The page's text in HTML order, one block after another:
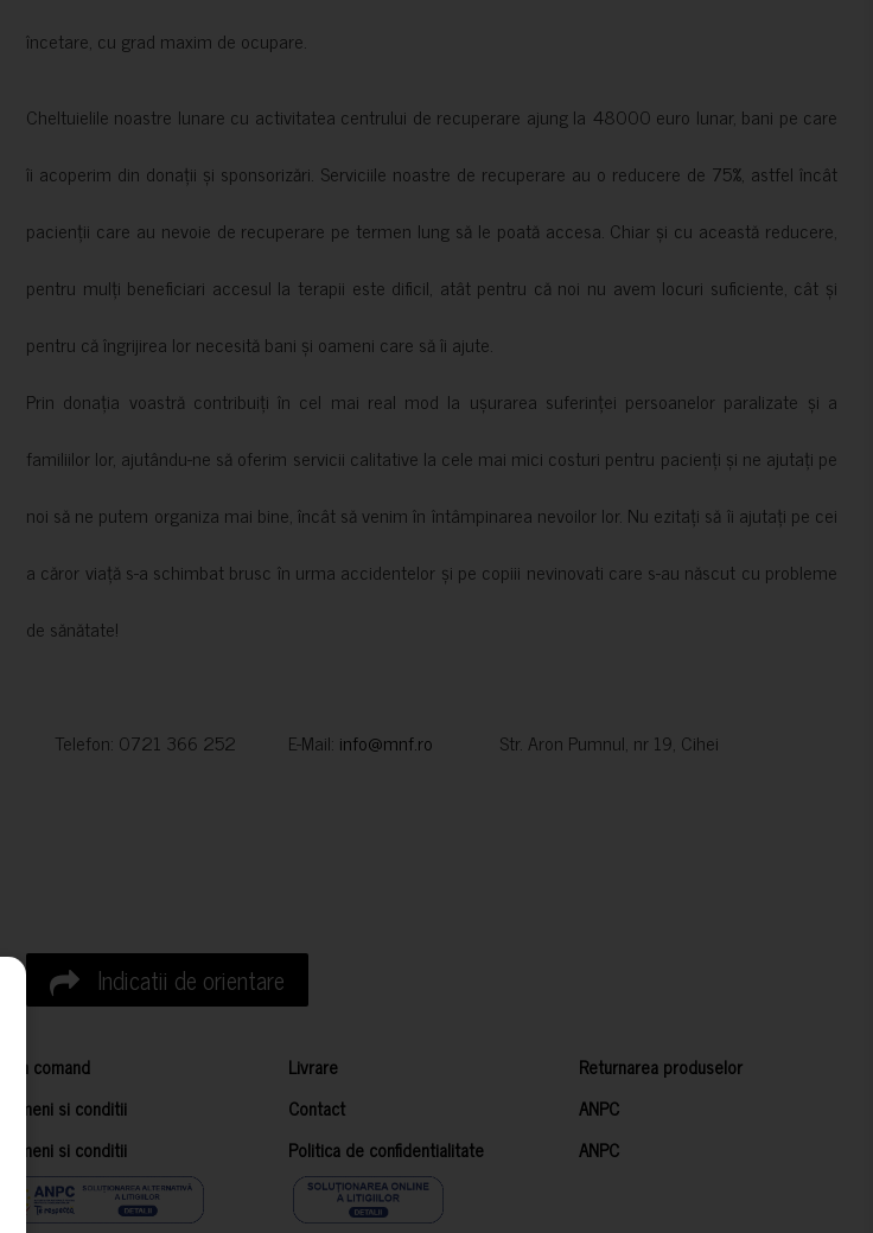
încetare, cu grad maxim de ocupare.
Cheltuielile noastre lunare cu activitatea centrului de recuperare ajung la 48000 euro lunar, bani pe care
îi acoperim din donații și sponsorizări. Serviciile noastre de recuperare au o reducere de 75%, astfel încât
pacienții care au nevoie de recuperare pe termen lung să le poată accesa. Chiar și cu această reducere,
pentru mulți beneficiari accesul la terapii este dificil, atât pentru că noi nu avem locuri suficiente, cât și
pentru că îngrijirea lor necesită bani și oameni care să îi ajute.
Prin donația voastră contribuiți în cel mai real mod la ușurarea suferinței persoanelor paralizate și a
familiilor lor, ajutându-ne să oferim servicii calitative la cele mai mici costuri pentru pacienți și ne ajutați pe
noi să ne putem organiza mai bine, încât să venim în întâmpinarea nevoilor lor. Nu ezitați să îi ajutați pe cei
a căror viață s-a schimbat brusc în urma accidentelor și pe copiii nevinovati care s-au născut cu probleme
de sănătate!
Telefon: 0721 366 252 E-Mail: info@mnf.ro Str. Aron Pumnul, nr 19, Cihei
Indicatii de orientare
Cum comand Livrare
Returnarea produselor
Termeni si conditii
Contact
ANPC
Termeni si conditii
Politica de confidentialitate ANPC